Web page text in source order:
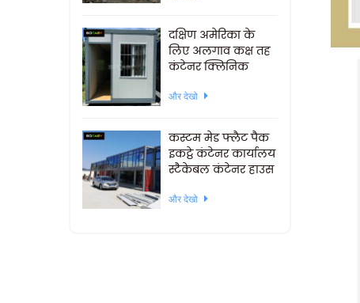
दक्षिण अमेरिका के
लिए अलगाव कक्ष तह
कंटेनर क्लिनिक
और देखो
कस्टम मेड फ्लैट पैक
इकट्ठे कंटेनर कार्यालय
स्टैकेबल कंटेनर हाउस
और देखो